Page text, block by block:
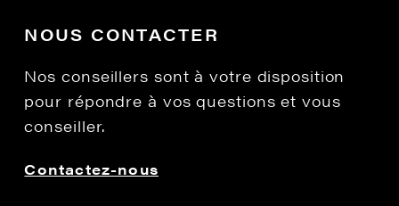
NOUS CONTACTER
Nos conseillers sont à votre disposition
pour répondre à vos questions et vous
conseiller.
Contactez-nous